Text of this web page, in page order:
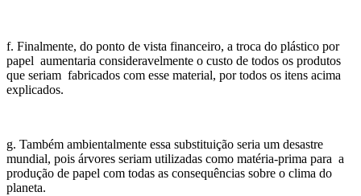
f. Finalmente, do ponto de vista financeiro, a troca do plástico por
papel aumentaria consideravelmente o custo de todos os produtos
que seriam fabricados com esse material, por todos os itens acima
explicados.
g. Também ambientalmente essa substituição seria um desastre
mundial, pois árvores seriam utilizadas como matéria-prima para a
produção de papel com todas as consequências sobre o clima do
planeta.